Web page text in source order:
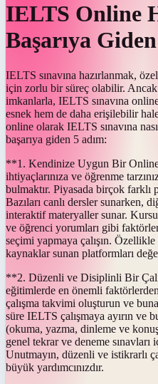
IELTS Online
Başarıya
IELTS sınavına hazırlanmak,
için zorlu bir süreç olabilir.
imkanlarla, IELTS sınavına
esnek hem de daha erişilebilir
online olarak IELTS sınavına
başarıya giden 5 adım:
**1. Kendinize Uygun Bir
ihtiyaçlarınıza ve öğrenme
bulmaktır. Piyasada birçok farklı
Bazıları canlı dersler sunarken,
interaktif materyaller sunar.
ve öğrenci yorumları gibi
seçimi yapmaya çalışın.
kaynaklar sunan platformları
**2. Düzenli ve Disiplinli Bir
eğitimlerde en önemli
çalışma takvimi oluşturun ve
süre IELTS çalışmaya ayırın ve
(okuma, yazma, dinleme ve
genel tekrar ve deneme sınavları
Unutmayın, düzenli ve istikrarlı
büyük yardımcınızdır.